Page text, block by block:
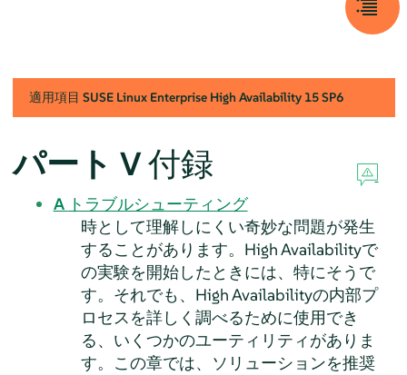
適用項目 SUSE Linux Enterprise High Availability 15 SP6
パート V付録
A トラブルシューティング
時として理解しにくい奇妙な問題が発生
することがあります。High Availabilityで
の実験を開始したときには、特にそうで
す。それでも、High Availabilityの内部プ
ロセスを詳しく調べるために使用でき
る、いくつかのユーティリティがありま
す。この章では、ソリューションを推奨